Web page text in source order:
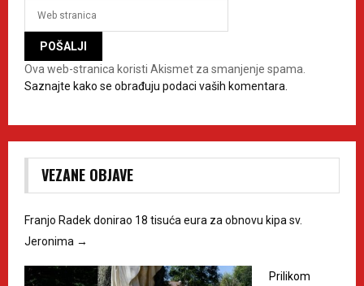
Ova web-stranica koristi Akismet za smanjenje spama.
Saznajte kako se obrađuju podaci vaših komentara.
VEZANE OBJAVE
Franjo Radek donirao 18 tisuća eura za obnovu kipa sv.
Jeronima →
Prilikom